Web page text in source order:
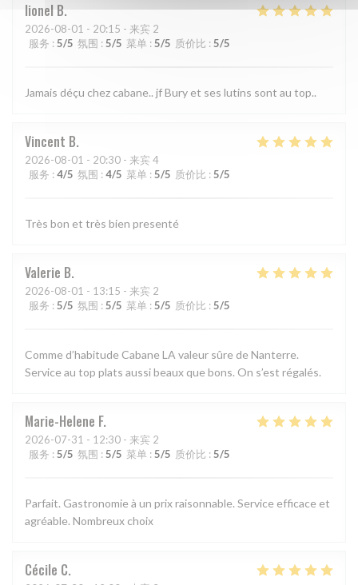
lionel B
2026-08-01 - 20:15 - 来宾 2
服务 : 5/5 氛围 : 5/5 菜单 : 5/5 质价比 : 5/5
Jamais déçu chez cabane.. jf Bury et ses lutins sont au top..
Vincent B
2026-08-01 - 20:30 - 来宾 4
服务 : 4/5 氛围 : 4/5 菜单 : 5/5 质价比 : 5/5
Très bon et très bien presenté
Valerie B
2026-08-01 - 13:15 - 来宾 2
服务 : 5/5 氛围 : 5/5 菜单 : 5/5 质价比 : 5/5
Comme d’habitude Cabane LA valeur sûre de Nanterre.
Service au top plats aussi beaux que bons. On s’est régalés.
Marie-Helene F
2026-07-31 - 12:30 - 来宾 2
服务 : 5/5 氛围 : 5/5 菜单 : 5/5 质价比 : 5/5
Parfait. Gastronomie à un prix raisonnable. Service efficace et
agréable. Nombreux choix
Cécile C